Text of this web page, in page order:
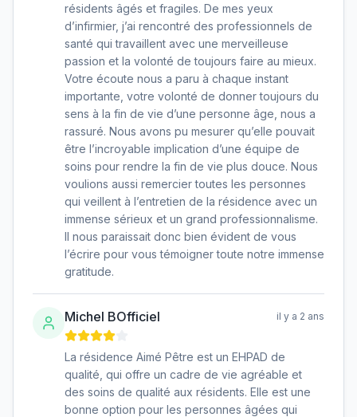
résidents âgés et fragiles. De mes yeux
d’infirmier, j’ai rencontré des professionnels de
santé qui travaillent avec une merveilleuse
passion et la volonté de toujours faire au mieux.
Votre écoute nous a paru à chaque instant
importante, votre volonté de donner toujours du
sens à la fin de vie d’une personne âge, nous a
rassuré. Nous avons pu mesurer qu’elle pouvait
être l’incroyable implication d’une équipe de
soins pour rendre la fin de vie plus douce. Nous
voulions aussi remercier toutes les personnes
qui veillent à l’entretien de la résidence avec un
immense sérieux et un grand professionnalisme.
Il nous paraissait donc bien évident de vous
l’écrire pour vous témoigner toute notre immense
gratitude.
Michel BOfficiel il y a 2 ans
La résidence Aimé Pêtre est un EHPAD de
qualité, qui offre un cadre de vie agréable et
des soins de qualité aux résidents. Elle est une
bonne option pour les personnes âgées qui